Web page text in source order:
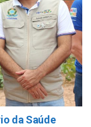
da Saúde